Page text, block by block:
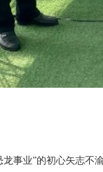
事业”的初心矢志不